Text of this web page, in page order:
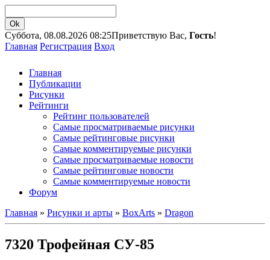
Суббота, 08.08.2026 08:25Приветствую Вас, Гость!
Главная Регистрация Вход
Главная
Публикации
Рисунки
Рейтинги
Рейтинг пользователей
Самые просматриваемые рисунки
Самые рейтинговые рисунки
Самые комментируемые рисунки
Самые просматриваемые новости
Самые рейтинговые новости
Самые комментируемые новости
Форум
Главная » Рисунки и арты » BoxArts » Dragon
7320 Трофейная СУ-85